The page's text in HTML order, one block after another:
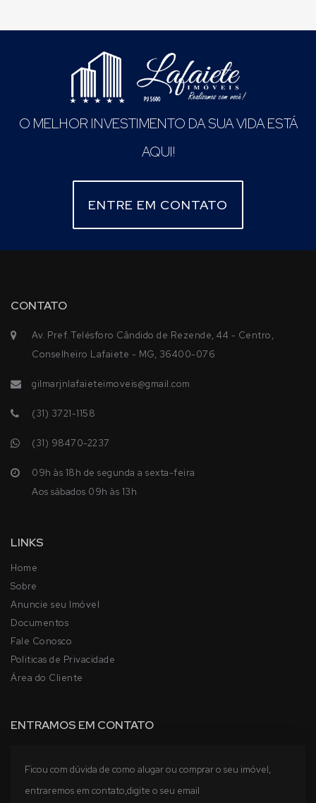
O MELHOR INVESTIMENTO DA SUA VIDA ESTÁ
AQUI!
ENTRE EM CONTATO
CONTATO
Av. Pref. Telésforo Cândido de Rezende, 44 - Centro,
Conselheiro Lafaiete - MG, 36400-076
gilmarjnlafaieteimoveis@gmail.com
(31) 3721-1158
(31) 98470-2237
09h às 18h de segunda a sexta-feira
Aos sábados 09h às 13h
LINKS
Home
Sobre
Anuncie seu Imóvel
Documentos
Fale Conosco
Politicas de Privacidade
Área do Cliente
ENTRAMOS EM CONTATO
Ficou com dúvida de como alugar ou comprar o seu imóvel,
entraremos em contato,digite o seu email